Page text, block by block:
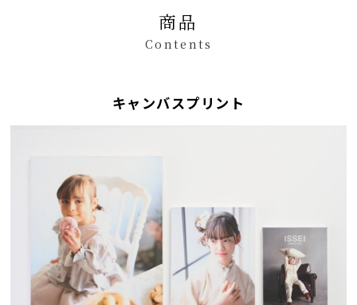
商品
Contents
キャンバスプリント